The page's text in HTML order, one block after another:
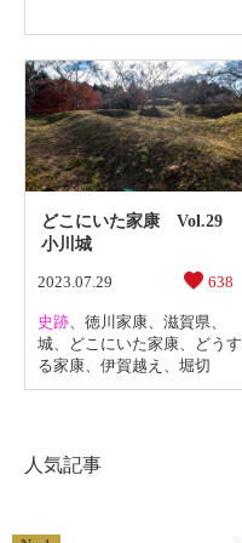
どこにいた家康 Vol.29
小川城
2023.07.29 638
史跡、 徳川家康、 滋賀県、
城、 どこにいた家康、
どうす
る家康、 伊賀越え 、 堀切
人気記事